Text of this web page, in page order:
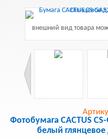
внешний вид товара
Фотобумага CACTUS
белый глянцевое